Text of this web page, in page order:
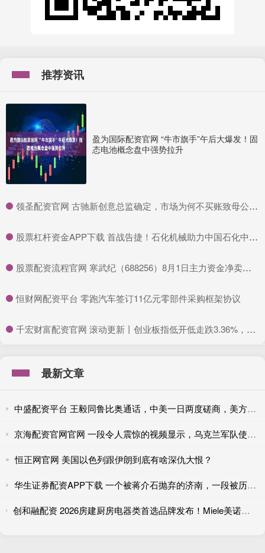
推荐资讯
盈为国际配资官网 “牛市旗手”午后大爆发！固
态电池概念盘中强势拉升
​领圣配资官网 古驰新创意总监确定，市场为何不买账致母公司股价大跌？
​股票杠杆资金APP下载 首战告捷！石化机械助力中国石化中东首个钻井大包项目高效完钻
​股票配资流程官网 寒武纪（688256）8月1日主力资金净卖出4.12亿元
​恒财网配资平台 零跑汽车签订11亿元零部件采购框架协议
​千宏财富配资官网 滚动更新丨创业板指低开低走跌3.36%，新能源、半导体板块下挫
最新文章
中盛配资平台 王毅同鲁比奥通话，中美一日两度磋商，美方释放合作积极信号
京海配资官网官网 一段令人震惊的视频显示，乌克兰军队使用军用机器人撤离了老 人
恒正网官网 美国以色列跟伊朗到底有啥深仇大恨？
华生证券配资APP下载 一个被蒋介石抛弃的济南，一段被历史低估的“五三惨案”
创和融配资 2026房建厨房电器类首选品牌发布！Miele美诺、GAGGENAU嘉格纳、博世、伊莱克斯、Fisher&Paykel外资品牌入围